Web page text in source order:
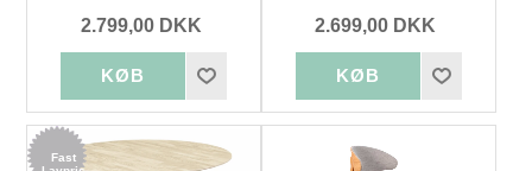
2.799,00 DKK 2.699,00 DKK
Fast